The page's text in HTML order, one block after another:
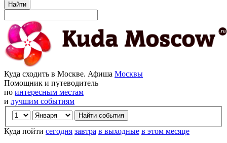
Найти
Куда сходить в Москве. Афиша Москвы
Помощник и путеводитель
по интересным местам
и лучшим событиям
Куда пойти сегодня завтра в выходные в этом месяце